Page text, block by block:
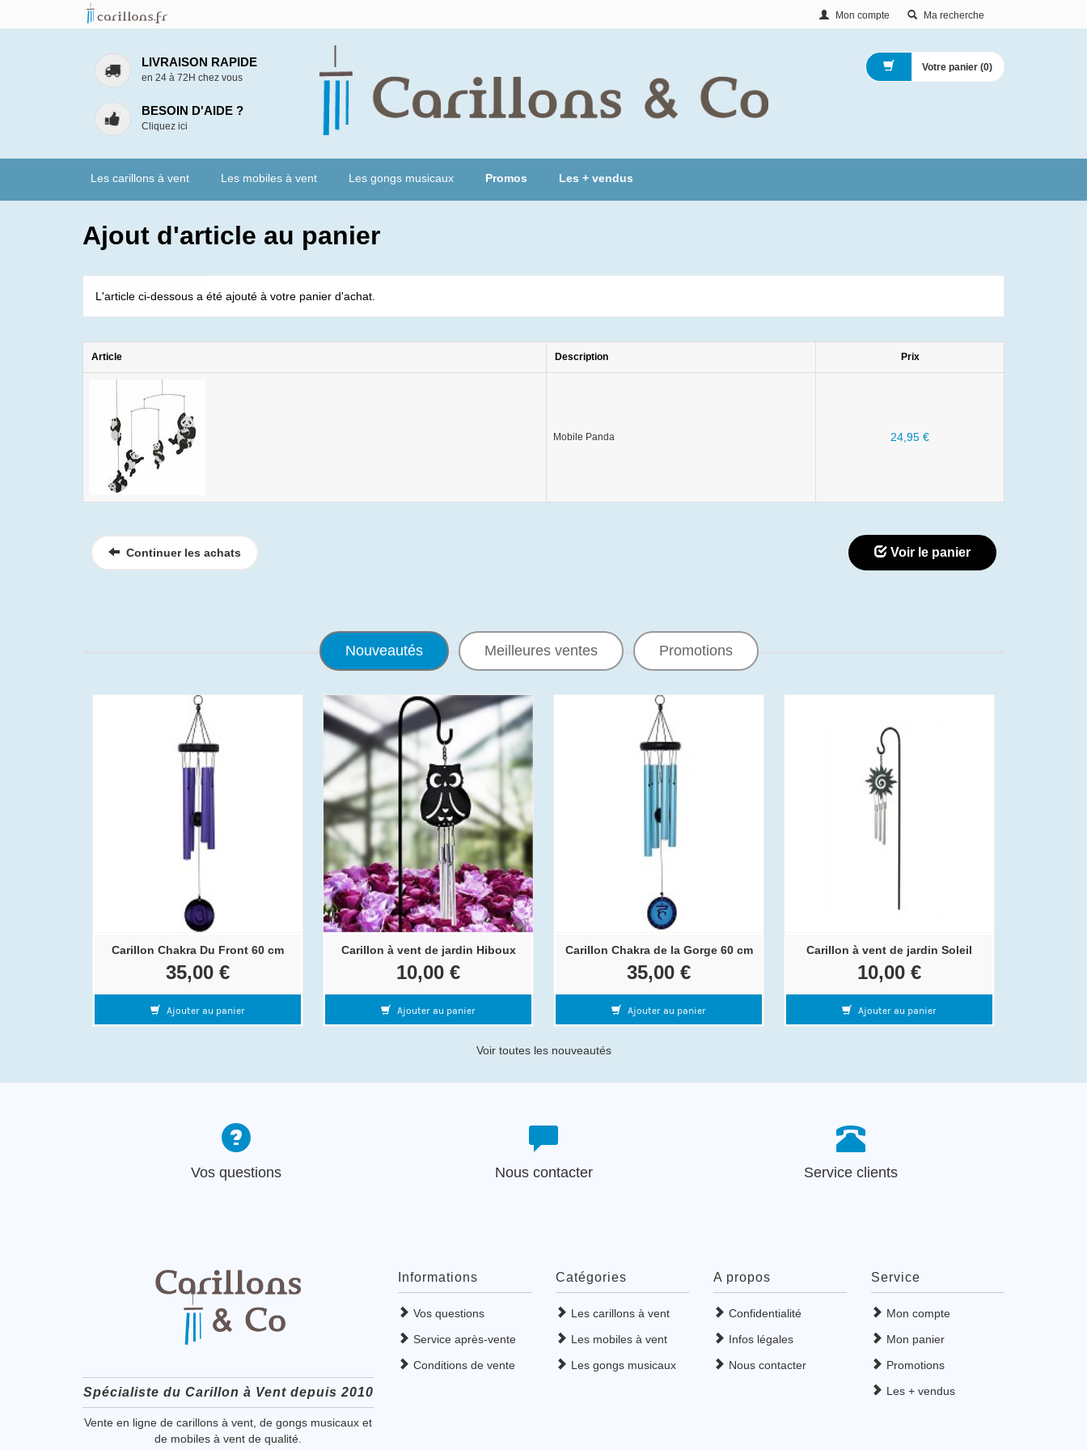
Mon compte Ma recherche
LIVRAISON RAPIDE
en 24 à 72H chez vous
BESOIN D'AIDE ?
Cliquez ici
Votre panier (0)
Les carillons à vent Les mobiles à vent Les gongs musicaux Promos Les + vendus
Ajout d'article au panier
L'article ci-dessous a été ajouté à votre panier d'achat.
Article Description Prix
Mobile Panda 24,95 €
Continuer les achats Voir le panier
Nouveautés Meilleures ventes Promotions
Carillon Chakra Du Front 60 cm
35,00 €
Ajouter au panier
Carillon à vent de jardin Hiboux
10,00 €
Ajouter au panier
Carillon Chakra de la Gorge 60 cm
35,00 €
Ajouter au panier
Carillon à vent de jardin Soleil
10,00 €
Ajouter au panier
Voir toutes les nouveautés
Vos questions Nous contacter Service clients
Spécialiste du Carillon à Vent depuis 2010
Vente en ligne de carillons à vent, de gongs musicaux et
de mobiles à vent de qualité.
Informations
Vos questions
Service après-vente
Conditions de vente
Catégories
Les carillons à vent
Les mobiles à vent
Les gongs musicaux
A propos
Confidentialité
Infos légales
Nous contacter
Service
Mon compte
Mon panier
Promotions
Les + vendus